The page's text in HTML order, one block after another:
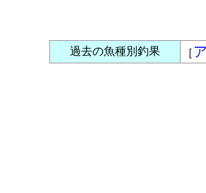
過去の魚種別釣果 ［